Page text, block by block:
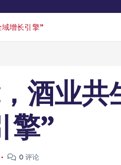
增长引擎”
酒业
擎”
0 评论